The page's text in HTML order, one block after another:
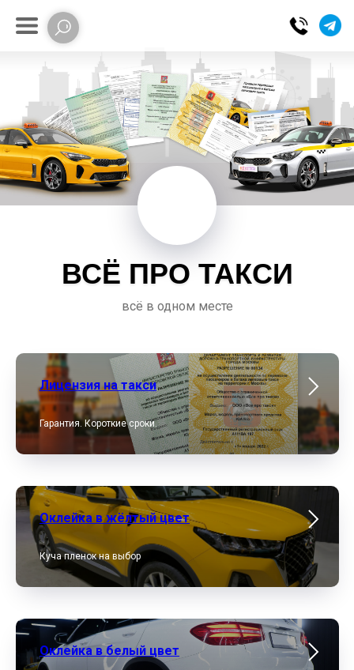
ВСЁ ПРО ТАКСИ
всё в одном месте
Лицензия на такси
Гарантия. Короткие сроки.
Оклейка в жёлтый цвет
Куча пленок на выбор
Оклейка в белый цвет